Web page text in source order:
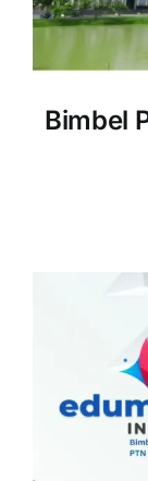
Bimbel